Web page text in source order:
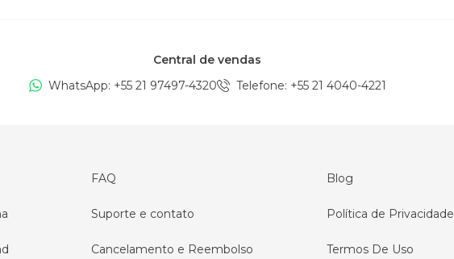
Central de vendas
WhatsApp: +55 21 97497-4320 Telefone: +55 21 4040-4221
FAQ
Suporte e contato
Cancelamento e Reembolso
Blog
Política de Privacidade
Termos De Uso